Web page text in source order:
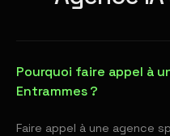
Pourquoi faire appel à
Entrammes ?
Faire appel à une agence